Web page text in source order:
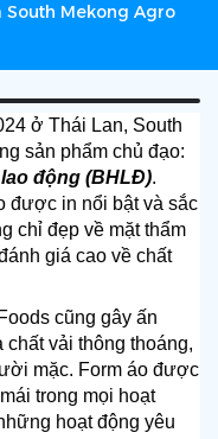
South Mekong Agro
ở Thái Lan, South
động (BHLĐ).
được in nổi bật và sắc
chỉ đẹp về mặt thẩm
giá cao về chất
cũng gây ấn
vải thông thoáng,
mặc. Form áo được
trong mọi hoạt
hoạt động yêu